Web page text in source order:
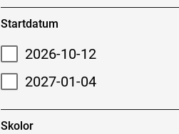
Startdatum
2026-10-12
2027-01-04
Skolor